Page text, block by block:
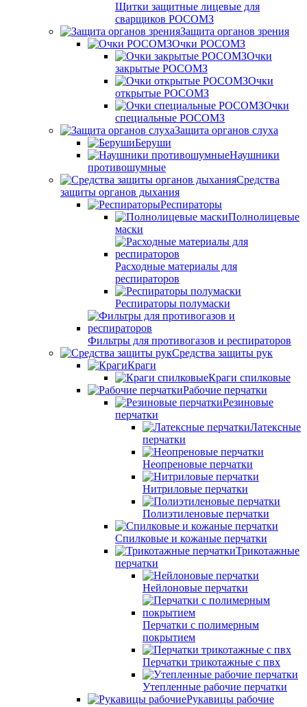
Щитки защитные лицевые для
сварщиков РОСОМЗ
Защита органов зрения
Очки РОСОМЗ
Очки
закрытые РОСОМЗ
Очки
открытые РОСОМЗ
Очки
специальные РОСОМЗ
Защита органов слуха
Беруши
Наушники
противошумные
Средства
защиты органов дыхания
Респираторы
Полнолицевые
маски
Расходные материалы для
респираторов
Респираторы полумаски
Фильтры для противогазов и респираторов
Средства защиты рук
Краги
Краги спилковые
Рабочие перчатки
Резиновые
перчатки
Латексные
перчатки
Неопреновые перчатки
Нитриловые перчатки
Полиэтиленовые перчатки
Спилковые и кожаные перчатки
Трикотажные
перчатки
Нейлоновые перчатки
Перчатки с полимерным
покрытием
Перчатки трикотажные с пвх
Утепленные рабочие перчатки
Рукавицы рабочие